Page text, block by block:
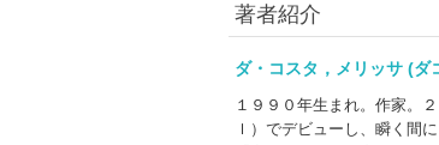
著者紹介
ダ・コスタ，メリッサ (
１９９０年生まれ。作家
ｌ）でデビューし、瞬く間